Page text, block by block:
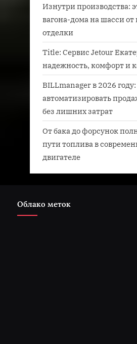
Изнутри производства:
вагона-дома на шасси от
отделки
Title: Сервис Jetour
надежность, комфорт и
BILLmanager в 2026
автоматизировать
без лишних затрат
От бака до форсунок
пути топлива в
двигателе
Облако меток